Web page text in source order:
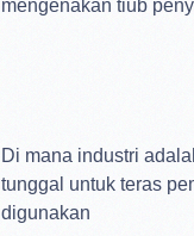
mengenakan tiub
Di mana industri
tunggal untuk teras
digunakan